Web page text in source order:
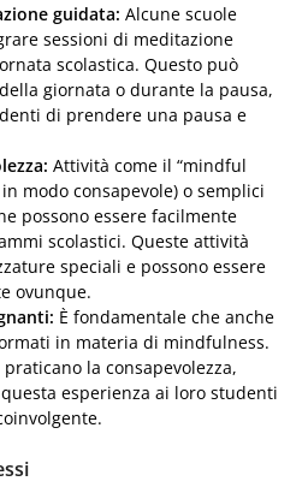
guidata: Alcune scuole
sessioni di meditazione
scolastica. Questo può
giornata o durante la pausa,
di prendere una pausa e
Attività come il “mindful
modo consapevole) o semplici
possono essere facilmente
scolastici. Queste attività
speciali e possono essere
ovunque.
È fondamentale che anche
in materia di mindfulness.
la consapevolezza,
esperienza ai loro studenti